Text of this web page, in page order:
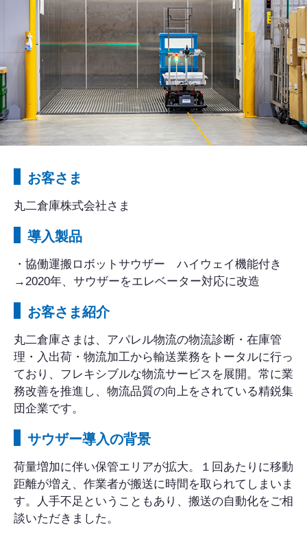
お客さま
丸二倉庫株式会社さま
導入製品
・協働運搬ロボットサウザー ハイウェイ機能付き
→2020年、サウザーをエレベーター対応に改造
お客さま紹介
丸二倉庫さまは、アパレル物流の物流診断・在庫管
理・入出荷・物流加工から輸送業務をトータルに行っ
ており、フレキシブルな物流サービスを展開。常に業
務改善を推進し、物流品質の向上をされている精鋭集
団企業です。
サウザー導入の背景
荷量増加に伴い保管エリアが拡大。１回あたりに移動
距離が増え、作業者が搬送に時間を取られてしまいま
す。人手不足ということもあり、搬送の自動化をご相
談いただきました。